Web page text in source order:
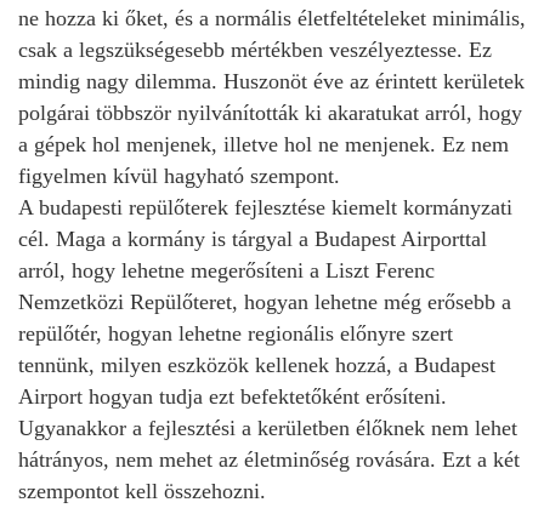
ne hozza ki őket, és a normális életfeltételeket minimális,
csak a legszükségesebb mértékben veszélyeztesse. Ez
mindig nagy dilemma. Huszonöt éve az érintett kerületek
polgárai többször nyilvánították ki akaratukat arról, hogy
a gépek hol menjenek, illetve hol ne menjenek. Ez nem
figyelmen kívül hagyható szempont.
A budapesti repülőterek fejlesztése kiemelt kormányzati
cél. Maga a kormány is tárgyal a Budapest Airporttal
arról, hogy lehetne megerősíteni a Liszt Ferenc
Nemzetközi Repülőteret, hogyan lehetne még erősebb a
repülőtér, hogyan lehetne regionális előnyre szert
tennünk, milyen eszközök kellenek hozzá, a Budapest
Airport hogyan tudja ezt befektetőként erősíteni.
Ugyanakkor a fejlesztési a kerületben élőknek nem lehet
hátrányos, nem mehet az életminőség rovására. Ezt a két
szempontot kell összehozni.